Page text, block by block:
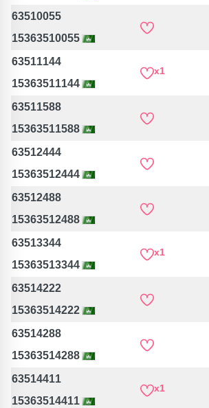
63510055
15363510055
63511144
15363511144
x1
63511588
15363511588
63512444
15363512444
63512488
15363512488
63513344
15363513344
x1
63514222
15363514222
63514288
15363514288
63514411
15363514411
x1